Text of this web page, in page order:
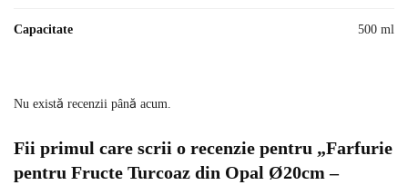
Capacitate 500 ml
Nu există recenzii până acum.
Fii primul care scrii o recenzie pentru „Farfurie
pentru Fructe Turcoaz din Opal Ø20cm –